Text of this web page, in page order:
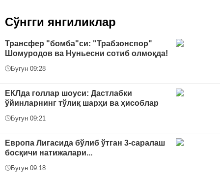
Сўнгги янгиликлар
Трансфер "бомба"си: "Трабзонспор"
Шомуродов ва Нуньесни сотиб олмоқда!
Бугун 09:28
ЕКЛда голлар шоуси: Дастлабки
ўйинларнинг тўлиқ шарҳи ва ҳисоблар
Бугун 09:21
Европа Лигасида бўлиб ўтган 3-саралаш
босқичи натижалари...
Бугун 09:18